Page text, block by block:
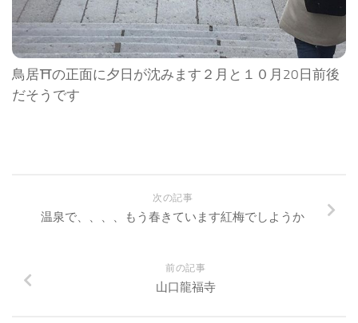
鳥居⛩の正面に夕日が沈みます２月と１０月20日前後
だそうです
次の記事
温泉で、、、、もう春きています紅梅でしようか
前の記事
山口龍福寺